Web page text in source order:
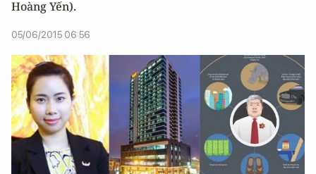
Hoàng Yến).
05/06/2015 06:56